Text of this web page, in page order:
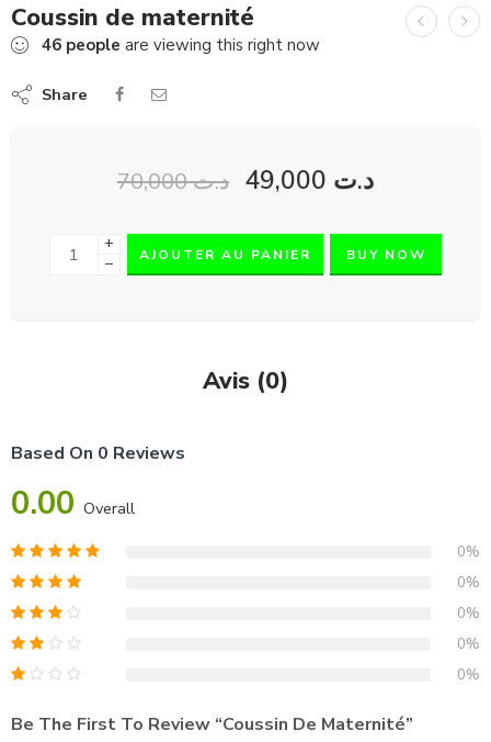
Coussin de maternité
46 people are viewing this right now
Share
د.ت70,000 د.ت
+
−
AJOUTER AU PANIER BUY NOW
Avis (0)
Based On 0 Reviews
0.00 Overall
0%
0%
0%
0%
0%
Be The First To Review “Coussin De Maternité”